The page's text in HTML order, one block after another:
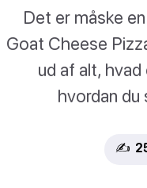
Det er måske
Goat Cheese
ud af alt,
hvordan du
✍️